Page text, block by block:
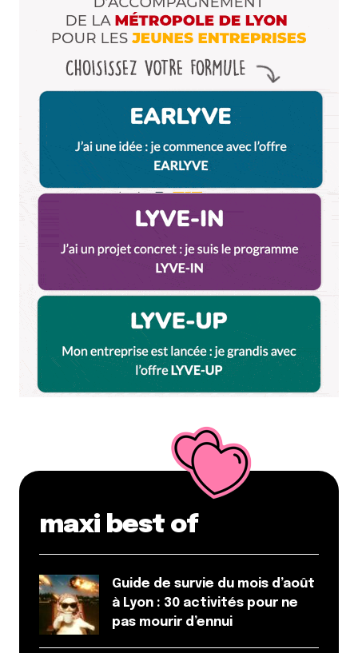
maxi best of
Guide de survie du mois d’août
à Lyon : 30 activités pour ne
pas mourir d’ennui